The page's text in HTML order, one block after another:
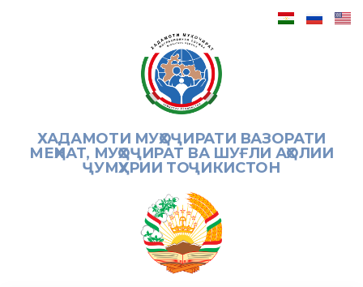
ХАДАМОТИ МУҲОҶИРАТИ ВАЗОРАТИ
МЕҲНАТ, МУҲОҶИРАТ ВА ШУҒЛИ АҲОЛИИ
ҶУМҲУРИИ ТОҶИКИСТОН